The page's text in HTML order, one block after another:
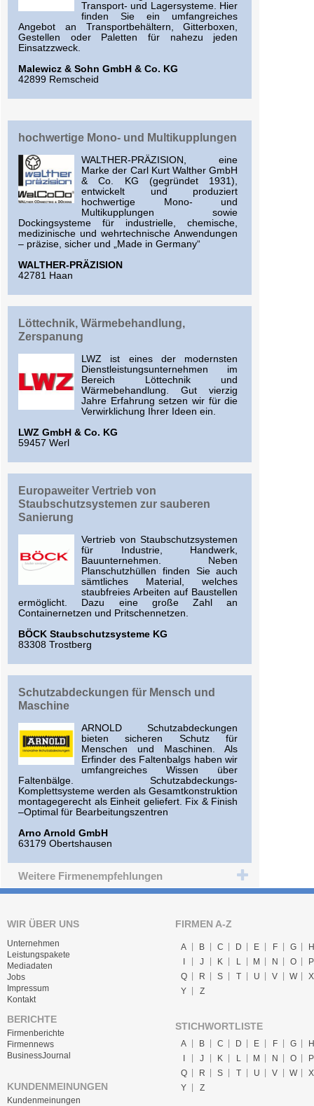
Transport- und Lagersysteme. Hier
finden Sie ein umfangreiches
Angebot an Transportbehältern, Gitterboxen,
Gestellen oder Paletten für nahezu jeden
Einsatzzweck.
Malewicz & Sohn GmbH & Co. KG
42899 Remscheid
hochwertige Mono- und Multikupplungen
WALTHER-PRÄZISION, eine
Marke der Carl Kurt Walther GmbH
& Co. KG (gegründet 1931),
entwickelt und produziert
hochwertige Mono- und
Multikupplungen sowie
Dockingsysteme für industrielle, chemische,
medizinische und wehrtechnische Anwendungen
– präzise, sicher und „Made in Germany“
WALTHER-PRÄZISION
42781 Haan
Löttechnik, Wärmebehandlung,
Zerspanung
LWZ ist eines der modernsten
Dienstleistungsunternehmen im
Bereich Löttechnik und
Wärmebehandlung. Gut vierzig
Jahre Erfahrung setzen wir für die
Verwirklichung Ihrer Ideen ein.
LWZ GmbH & Co. KG
59457 Werl
Europaweiter Vertrieb von
Staubschutzsystemen zur sauberen
Sanierung
Vertrieb von Staubschutzsystemen
für Industrie, Handwerk,
Bauunternehmen. Neben
Planschutzhüllen finden Sie auch
sämtliches Material, welches
staubfreies Arbeiten auf Baustellen
ermöglicht. Dazu eine große Zahl an
Containernetzen und Pritschennetzen.
BÖCK Staubschutzsysteme KG
83308 Trostberg
Schutzabdeckungen für Mensch und
Maschine
ARNOLD Schutzabdeckungen
bieten sicheren Schutz für
Menschen und Maschinen. Als
Erfinder des Faltenbalgs haben wir
umfangreiches Wissen über
Faltenbälge. Schutzabdeckungs-
Komplettsysteme werden als Gesamtkonstruktion
montagegerecht als Einheit geliefert. Fix & Finish
–Optimal für Bearbeitungszentren
Arno Arnold GmbH
63179 Obertshausen
Weitere Firmenempfehlungen
WIR ÜBER UNS
Unternehmen
Leistungspakete
Mediadaten
Jobs
Impressum
Kontakt
BERICHTE
Firmenberichte
Firmennews
BusinessJournal
KUNDENMEINUNGEN
Kundenmeinungen
FIRMEN A-Z
A B C D E F G
H
I
J K L M N O
P
Q
R S T U V W
X
Y
Z
STICHWORTLISTE
A B C D E F G
H
I
J K L M N O
P
Q
R S T U V W
X
Y
Z